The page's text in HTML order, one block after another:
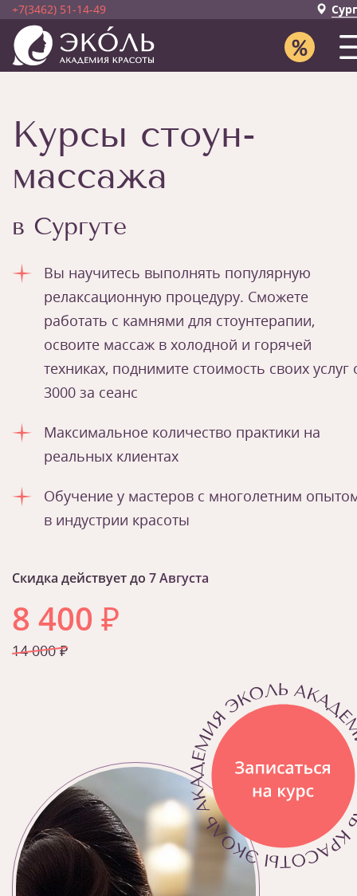
+7(3462) 51-14-49
Курсы стоун-
массажа
в Сургуте
Вы научитесь выполнять популярную
релаксационную процедуру. Сможете
работать с камнями для стоунтерапии,
освоите массаж в холодной и горячей
техниках, поднимите стоимость своих услуг
3000 за сеанс
Максимальное количество практики на
реальных клиентах
Обучение у мастеров с многолетним
в индустрии красоты
Скидка действует до 7 Августа
8 400 ₽
14 000 ₽